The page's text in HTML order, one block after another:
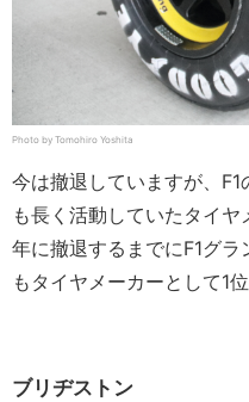
Photo by Tomohiro Yoshita
今は撤退していますが、
も長く活動していたタイ
年に撤退するまでにF1グ
もタイヤメーカーとして1
ブリヂストン